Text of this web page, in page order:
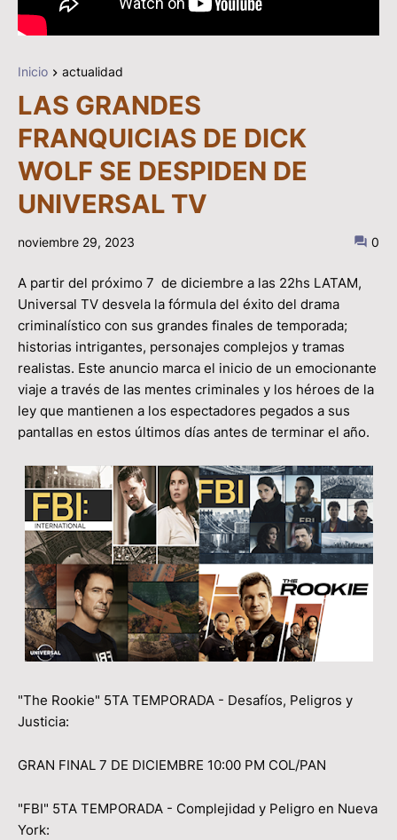
Inicio actualidad
LAS GRANDES
FRANQUICIAS DE DICK
WOLF SE DESPIDEN DE
UNIVERSAL TV
noviembre 29, 2023 0
A partir del próximo 7 de diciembre a las 22hs LATAM,
Universal TV desvela la fórmula del éxito del drama
criminalístico con sus grandes finales de temporada;
historias intrigantes, personajes complejos y tramas
realistas. Este anuncio marca el inicio de un emocionante
viaje a través de las mentes criminales y los héroes de la
ley que mantienen a los espectadores pegados a sus
pantallas en estos últimos días antes de terminar el año.
"The Rookie" 5TA TEMPORADA - Desafíos, Peligros y
Justicia:
GRAN FINAL 7 DE DICIEMBRE 10:00 PM COL/PAN
"FBI" 5TA TEMPORADA - Complejidad y Peligro en Nueva
York: